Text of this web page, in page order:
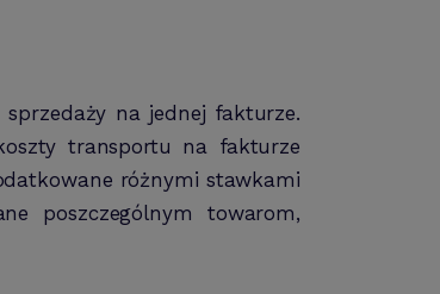
na jednej fakturze.
transportu na fakturze
różnymi stawkami
poszczególnym towarom,